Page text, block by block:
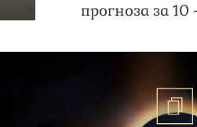
прогноза за 10